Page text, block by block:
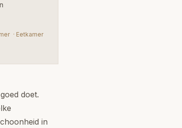
· Eetkamer
doet.
in